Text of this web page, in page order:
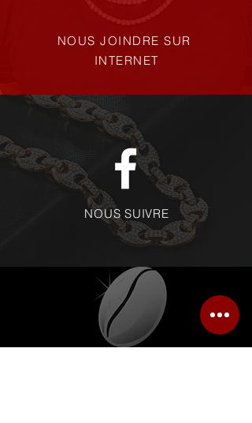
NOUS JOINDRE SUR
INTERNET
NOUS SUIVRE